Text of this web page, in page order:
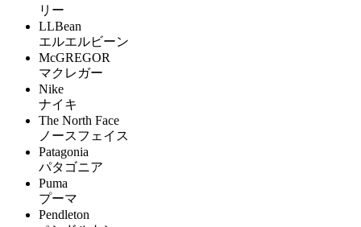
リー
LLBean
エルエルビーン
McGREGOR
マクレガー
Nike
ナイキ
The North Face
ノースフェイス
Patagonia
パタゴニア
Puma
プーマ
Pendleton